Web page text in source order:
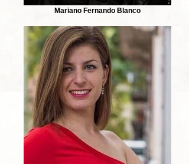
Mariano Fernando Blanco